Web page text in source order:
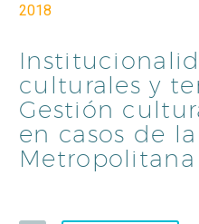
2018
culturales y
Gestión
en casos de
Metropolitana